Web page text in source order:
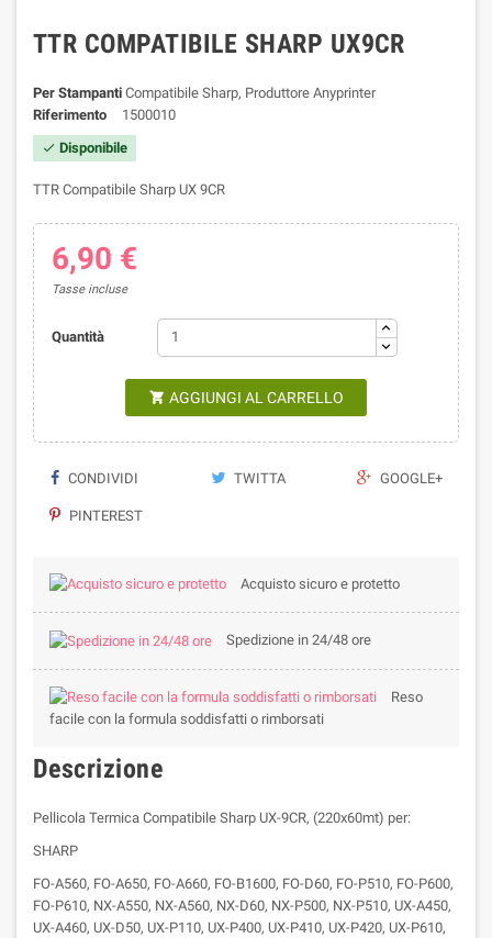
TTR COMPATIBILE SHARP UX9CR
Per Stampanti Compatibile Sharp, Produttore Anyprinter
Riferimento
1500010
 Disponibile
TTR Compatibile Sharp UX 9CR
6,90 €
Tasse incluse
Quantità
 AGGIUNGI AL CARRELLO
CONDIVIDI TWITTA GOOGLE+
PINTEREST
Acquisto sicuro e protetto
Spedizione in 24/48 ore
Reso
facile con la formula soddisfatti o rimborsati
Descrizione
Pellicola Termica Compatibile Sharp UX-9CR, (220x60mt) per:
SHARP
FO-A560, FO-A650, FO-A660, FO-B1600, FO-D60, FO-P510, FO-P600,
FO-P610, NX-A550, NX-A560, NX-D60, NX-P500, NX-P510, UX-A450,
UX-A460, UX-D50, UX-P110, UX-P400, UX-P410, UX-P420, UX-P610,